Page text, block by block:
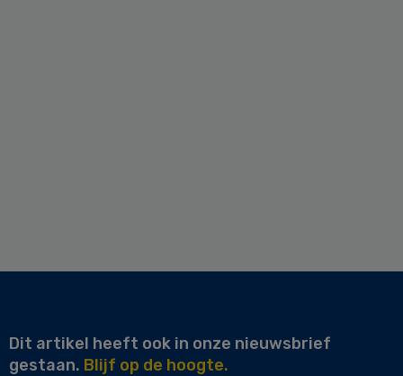
Dit artikel heeft ook in onze nieuwsbrief
gestaan. Blijf op de hoogte.